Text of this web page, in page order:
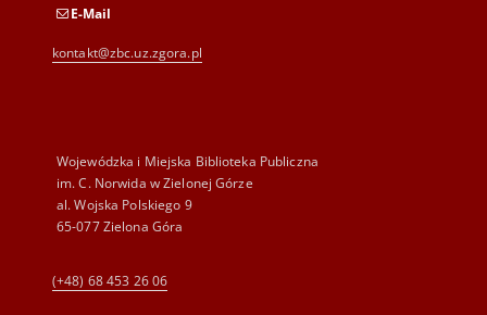
E-Mail
kontakt@zbc.uz.zgora.pl
Wojewódzka i Miejska Biblioteka Publiczna
im. C. Norwida w Zielonej Górze
al. Wojska Polskiego 9
65-077 Zielona Góra
(+48) 68 453 26 06